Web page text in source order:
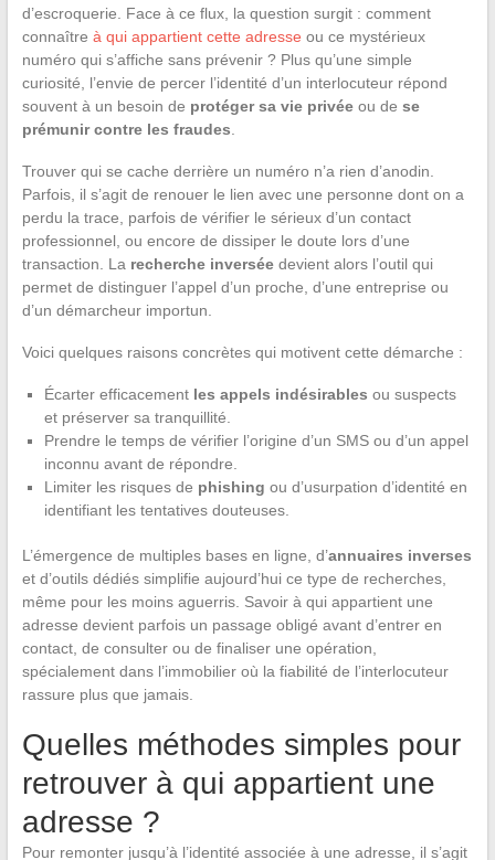
d’escroquerie. Face à ce flux, la question surgit : comment
connaître à qui appartient cette adresse ou ce mystérieux
numéro qui s’affiche sans prévenir ? Plus qu’une simple
curiosité, l’envie de percer l’identité d’un interlocuteur répond
souvent à un besoin de protéger sa vie privéeou de se
prémunir contre les fraudes
Trouver qui se cache derrière un numéro n’a rien d’anodin.
Parfois, il s’agit de renouer le lien avec une personne dont on a
perdu la trace, parfois de vérifier le sérieux d’un contact
professionnel, ou encore de dissiper le doute lors d’une
transaction. La recherche inverséedevient alors l’outil qui
permet de distinguer l’appel d’un proche, d’une entreprise ou
d’un démarcheur importun.
Voici quelques raisons concrètes qui motivent cette démarche :
Écarter efficacement les appels indésirables ou suspects
et préserver sa tranquillité.
Prendre le temps de vérifier l’origine d’un SMS ou d’un appel
inconnu avant de répondre.
Limiter les risques de phishing ou d’usurpation d’identité en
identifiant les tentatives douteuses.
L’émergence de multiples bases en ligne, d’annuaires inverses
et d’outils dédiés simplifie aujourd’hui ce type de recherches,
même pour les moins aguerris. Savoir à qui appartient une
adresse devient parfois un passage obligé avant d’entrer en
contact, de consulter ou de finaliser une opération,
spécialement dans l’immobilier où la fiabilité de l’interlocuteur
rassure plus que jamais.
Quelles méthodes simples pour
retrouver à qui appartient une
adresse ?
Pour remonter jusqu’à l’identité associée à une adresse, il s’agit